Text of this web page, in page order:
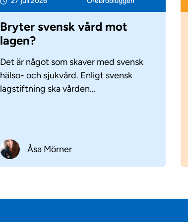
Bryter svensk vård mot
lagen?
Det är något som skaver med svensk
hälso- och sjukvård. Enligt svensk
lagstiftning ska vården...
Åsa Mörner